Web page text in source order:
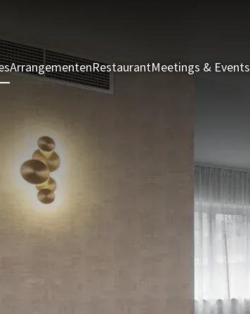
ArrangementenRestaurantMeetings & Events